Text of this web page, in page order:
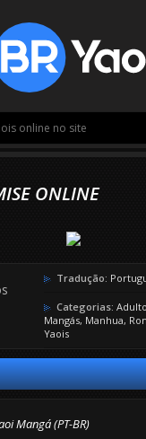
ONLINE
Tradução:
Categorias: Adulto
Mangás, Manhua,
Yaois
Mangá (PT-BR)